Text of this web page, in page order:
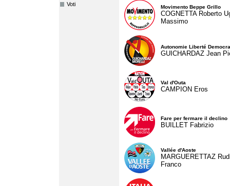
Voti
Movimento Beppe Grillo
COGNETTA Roberto
Massimo
Autonomie Liberté
GUICHARDAZ Jean
Val d'Outa
CAMPION Eros
Fare per fermare il declino
BUILLET Fabrizio
Vallée d'Aoste
MARGUERETTAZ
Franco